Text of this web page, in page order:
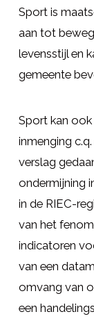
Sport is
aan tot
levensstijl en
gemeente
Sport kan
inmenging
verslag
ondermijning
in de RIEC-
van het
indicatoren
van een
omvang van
een